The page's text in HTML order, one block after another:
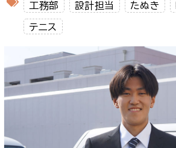
工務部 設計担当 たぬき
テニス